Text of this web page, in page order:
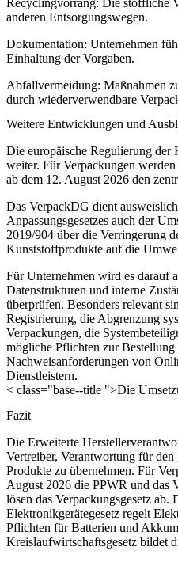
Recyclingvorrang: Die stoffliche
anderen Entsorgungswegen.
Dokumentation: Unternehmen
Einhaltung der Vorgaben.
Abfallvermeidung: Maßnahmen
durch wiederverwendbare
Weitere Entwicklungen und
Die europäische Regulierung
weiter. Für Verpackungen
ab dem 12. August 2026 den
Das VerpackDG dient
Anpassungsgesetzes auch der
2019/904 über die Verringerung
Kunststoffprodukte auf die
Für Unternehmen wird es darauf
Datenstrukturen und interne
überprüfen. Besonders relevant
Registrierung, die Abgrenzung
Verpackungen, die
mögliche Pflichten zur
Nachweisanforderungen von
Dienstleistern.
< class="base--title ">Die
Fazit
Die Erweiterte
Vertreiber, Verantwortung für
Produkte zu übernehmen. Für
August 2026 die PPWR und das
lösen das Verpackungsgesetz ab.
Elektronikgerätegesetz regelt
Pflichten für Batterien und
Kreislaufwirtschaftsgesetz bildet